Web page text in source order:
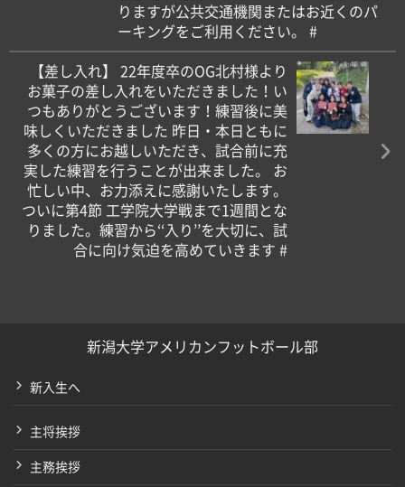
りますが公共交通機関またはお近くのパ
ーキングをご利用ください。 #
【差し入れ】 22年度卒のOG北村様より
お菓子の差し入れをいただきました！い
つもありがとうございます！練習後に美
味しくいただきました️ 昨日・本日ともに
多くの方にお越しいただき、試合前に充
実した練習を行うことが出来ました。 お
忙しい中、お力添えに感謝いたします。
ついに第4節 工学院大学戦まで1週間とな
りました。練習から‘‘入り’’を大切に、試
合に向け気迫を高めていきます #
新潟大学アメリカンフットボール部
新入生へ
主将挨拶
主務挨拶